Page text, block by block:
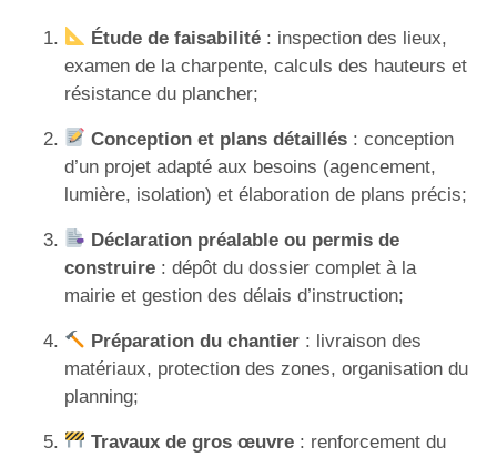
Étude de faisabilité : inspection des lieux,
examen de la charpente, calculs des hauteurs et
résistance du plancher;
Conception et plans détaillés : conception
d’un projet adapté aux besoins (agencement,
lumière, isolation) et élaboration de plans précis;
Déclaration préalable ou permis de
construire : dépôt du dossier complet à la
mairie et gestion des délais d’instruction;
Préparation du chantier : livraison des
matériaux, protection des zones, organisation du
planning;
Travaux de gros œuvre : renforcement du